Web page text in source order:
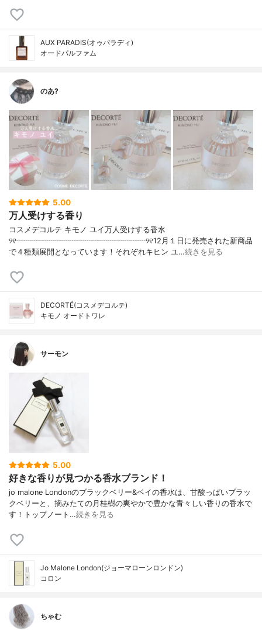
AUX PARADIS(オゥパラディ)
オードパルファム
のあ?
5.00
万人受けする香り
コスメデコルテ キモノ ユイ万人受けする香水
୨୧┈┈┈┈┈┈┈┈┈┈┈┈┈┈┈┈┈୨୧12月１日に発売された新商品
で４種類展開となっています！それぞれキヒン ユ…続きを見る
DECORTÉ(コスメデコルテ)
キモノ オードトワレ
サーモン
5.00
好きな香りが見つかる香水ブランド！
jo malone Londonのブラックベリー&ベイの香水は、甘酸っぱいブラッ
クベリーと、摘みたての月桂樹の爽やかで豊かな青々しい香りの香水で
す！トップノート…続きを見る
Jo Malone London(ジョーマローンロンドン)
コロン
ちゃむ